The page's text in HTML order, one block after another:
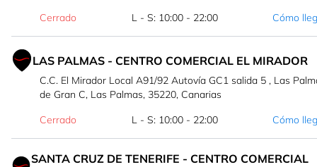
Cerrado
L - S: 10:00 - 22:00 Cómo
LAS PALMAS - CENTRO COMERCIAL EL MIRADOR
C.C. El Mirador Local A91/92 Autovía GC1 salida 5 , Las
de Gran C, Las Palmas, 35220, Canarias
Cerrado
L - S: 10:00 - 22:00 Cómo
SANTA CRUZ DE TENERIFE - CENTRO COMERCIAL